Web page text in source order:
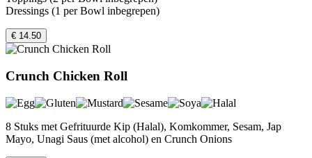
Dressings (1 per Bowl inbegrepen)
€ 14.50
Crunch Chicken Roll
8 Stuks met Gefrituurde Kip (Halal), Komkommer, Sesam, Jap
Mayo, Unagi Saus (met alcohol) en Crunch Onions